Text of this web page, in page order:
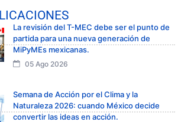
La revisión del T-MEC debe ser el punto de
partida para una nueva generación de
MiPyMEs mexicanas.
05 Ago 2026
Semana de Acción por el Clima y la
Naturaleza 2026: cuando México decide
convertir las ideas en acción.